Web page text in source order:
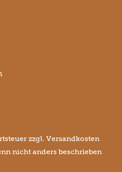
zzgl. Versandkosten
nicht anders beschrieben